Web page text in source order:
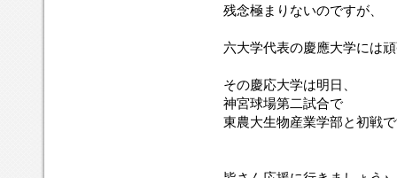
残念極まりないのですが、
六大学代表の慶應大学には
その慶応大学は明日、
神宮球場第二試合で
東農大生物産業学部と初戦